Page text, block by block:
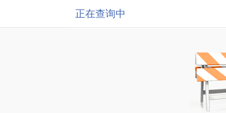
正在查询中